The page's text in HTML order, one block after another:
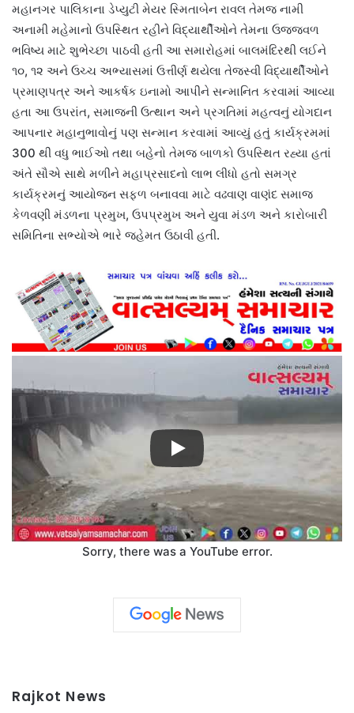
મહાનગર પાલિકાના ડેપ્યુટી મેયર સ્મિતાબેન રાવલ તેમજ નામી
અનામી મહેમાનો ઉપસ્થિત રહીને વિદ્યાર્થીઓને તેમના ઉજ્જવળ
ભવિષ્ય માટે શુભેચ્છા પાઠવી હતી આ સમારોહમાં બાલમંદિરથી લઈને
૧૦, ૧૨ અને ઉચ્ચ અભ્યાસમાં ઉત્તીર્ણ થયેલા તેજસ્વી વિદ્યાર્થીઓને
પ્રમાણપત્ર અને આકર્ષક ઇનામો આપીને સન્માનિત કરવામાં આવ્યા
હતા આ ઉપરાંત, સમાજની ઉત્થાન અને પ્રગતિમાં મહત્વનું યોગદાન
આપનાર મહાનુભાવોનું પણ સન્માન કરવામાં આવ્યું હતું કાર્યક્રમમાં
300 થી વધુ ભાઈઓ તથા બહેનો તેમજ બાળકો ઉપસ્થિત રહ્યા હતાં
અંતે સૌએ સાથે મળીને મહાપ્રસાદનો લાભ લીધો હતો સમગ્ર
કાર્યક્રમનું આયોજન સફળ બનાવવા માટે વઢવાણ વાણંદ સમાજ
કેળવણી મંડળના પ્રમુખ, ઉપપ્રમુખ અને યુવા મંડળ અને કારોબારી
સમિતિના સભ્યોએ ભારે જહેમત ઉઠાવી હતી.
Sorry, there was a YouTube error.
Rajkot News